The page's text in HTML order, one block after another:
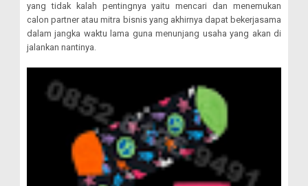
yang tidak kalah pentingnya yaitu mencari dan menemukan
calon partner atau mitra bisnis yang akhirnya dapat bekerjasama
dalam jangka waktu lama guna menunjang usaha yang akan di
jalankan nantinya.